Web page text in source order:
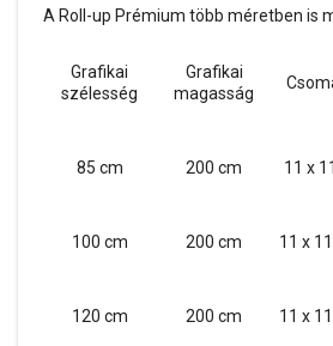
A Roll-up Prémium több méretben is
Grafikai
szélesség
Grafikai
magasság
85 cm 200 cm 11 x
100 cm 200 cm 11 x
120 cm 200 cm 11 x